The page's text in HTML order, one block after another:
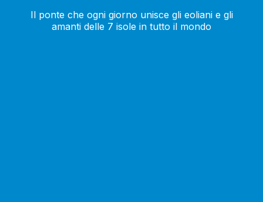
Il ponte che ogni giorno unisce gli eoliani e gli
amanti delle 7 isole in tutto il mondo